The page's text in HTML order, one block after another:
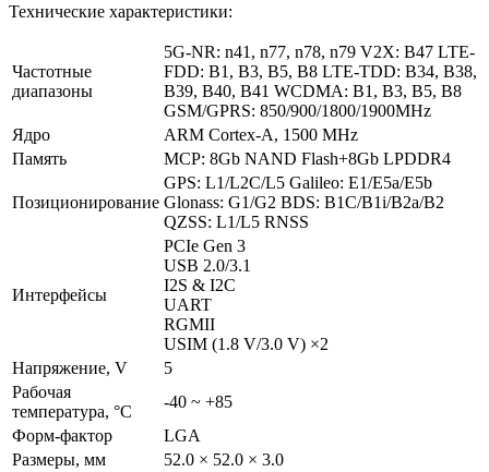
Технические характеристики:
Частотные
диапазоны
5G-NR: n41, n77, n78, n79 V2X: B47 LTE-
FDD: B1, B3, B5, B8 LTE-TDD: B34, B38,
B39, B40, B41 WCDMA: B1, B3, B5, B8
GSM/GPRS: 850/900/1800/1900MHz
Ядро
ARM Cortex-A, 1500 MHz
Память
MCP: 8Gb NAND Flash+8Gb LPDDR4
Позиционирование
GPS: L1/L2C/L5 Galileo: E1/E5a/E5b
Glonass: G1/G2 BDS: B1C/B1i/B2a/B2
QZSS: L1/L5 RNSS
Интерфейсы
PCIe Gen 3
USB 2.0/3.1
I2S & I2C
UART
RGMII
USIM (1.8 V/3.0 V) ×2
Напряжение, V
5
Рабочая
температура, °C
-40 ~ +85
Форм-фактор
LGA
Размеры, мм
52.0 × 52.0 × 3.0